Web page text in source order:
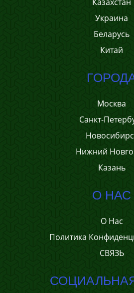
Украина
Беларусь
Китай
Москва
Санкт-
Нижний
Казань
О НАС
О Нас
Политика
СВЯЗЬ